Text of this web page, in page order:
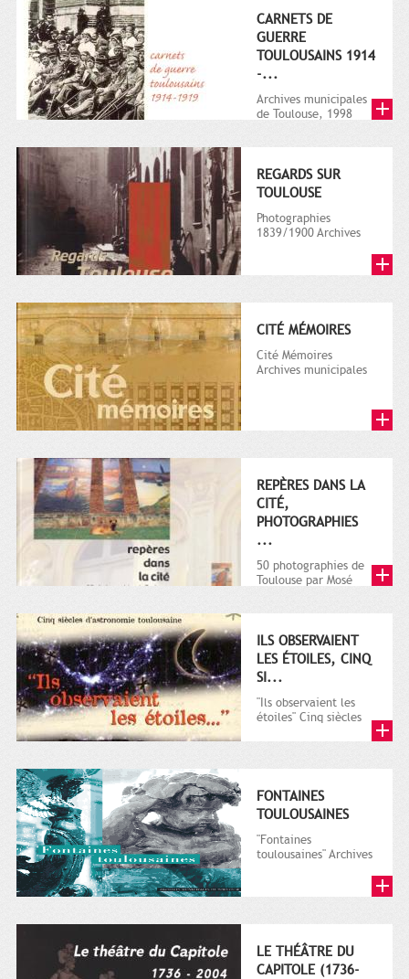
CARNETS DE
GUERRE
TOULOUSAINS 1914
-...
Archives municipales
de Toulouse, 1998
REGARDS SUR
TOULOUSE
Photographies
1839/1900 Archives
CITÉ MÉMOIRES
Cité Mémoires
Archives municipales
REPÈRES DANS LA
CITÉ,
PHOTOGRAPHIES
...
50 photographies de
Toulouse par Mosé
ILS OBSERVAIENT
LES ÉTOILES, CINQ
SI...
"Ils observaient les
étoiles" Cinq siècles
FONTAINES
TOULOUSAINES
"Fontaines
toulousaines" Archives
LE THÉÂTRE DU
CAPITOLE (1736-